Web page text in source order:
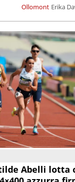
Ollomont Erika
Abelli lotta